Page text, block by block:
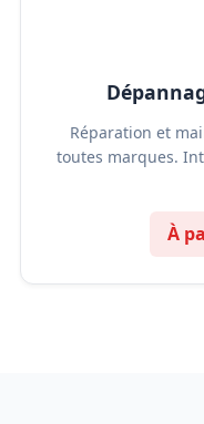
Réparation et
toutes marques.
À